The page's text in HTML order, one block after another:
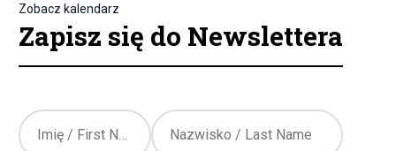
Zobacz kalendarz
Zapisz się do Newslettera